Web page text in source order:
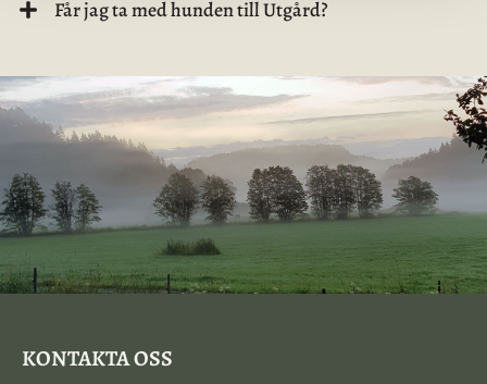
Får jag ta med hunden till Utgård?
KONTAKTA OSS